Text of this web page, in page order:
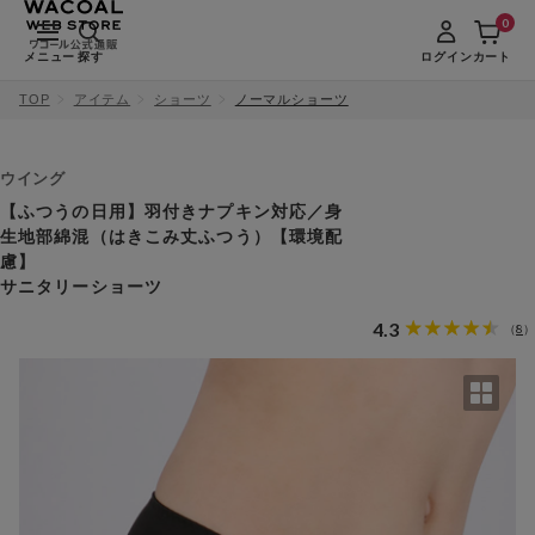
メニュー 探す ログインカート
0
TOP アイテム ショーツ ノーマルショーツ
ウイング
【ふつうの日用】羽付きナプキン対応／身
生地部綿混（はきこみ丈ふつう）【環境配
慮】
サニタリーショーツ
4.3 （8 ）